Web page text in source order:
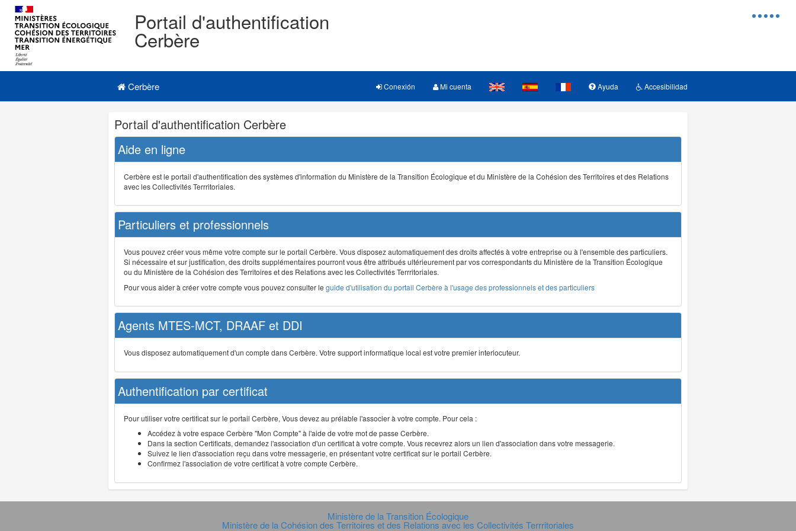
Menu
Portail d'authentification
Cerbère
Navigation
Menu principal
Cerbère Conexión Mi cuenta Ayuda Accesibilidad
Navigation
et
outils
annexes
Portail d'authentification Cerbère
Aide en ligne
Cerbère est le portail d'authentification des systèmes d'information du Ministère de la Transition Écologique et du Ministère de la Cohésion des Territoires et des Relations
avec les Collectivités Terrritoriales.
Particuliers et professionnels
Vous pouvez créer vous même votre compte sur le portail Cerbère. Vous disposez automatiquement des droits affectés à votre entreprise ou à l'ensemble des particuliers.
Si nécessaire et sur justification, des droits supplémentaires pourront vous être attribués ultérieurement par vos correspondants du Ministère de la Transition Écologique
ou du Ministère de la Cohésion des Territoires et des Relations avec les Collectivités Terrritoriales.
Pour vous aider à créer votre compte vous pouvez consulter le guide d'utilisation du portail Cerbère à l'usage des professionnels et des particuliers
Agents MTES-MCT, DRAAF et DDI
Vous disposez automatiquement d'un compte dans Cerbère. Votre support informatique local est votre premier interlocuteur.
Authentification par certificat
Pour utiliser votre certificat sur le portail Cerbère, Vous devez au prélable l'associer à votre compte. Pour cela :
Accédez à votre espace Cerbère "Mon Compte" à l'aide de votre mot de passe Cerbère.
Dans la section Certificats, demandez l'association d'un certificat à votre compte. Vous recevrez alors un lien d'association dans votre messagerie.
Suivez le lien d'association reçu dans votre messagerie, en présentant votre certificat sur le portail Cerbère.
Confirmez l'association de votre certificat à votre compte Cerbère.
Ministère de la Transition Écologique
Ministère de la Cohésion des Territoires et des Relations avec les Collectivités Terrritoriales